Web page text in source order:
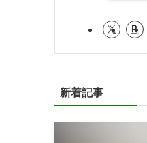
新着記事